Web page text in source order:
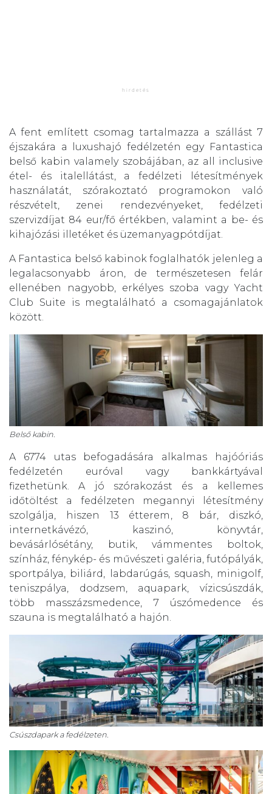
A fent említett csomag tartalmazza a szállást 7
éjszakára a luxushajó fedélzetén egy Fantastica
belső kabin valamely szobájában, az all inclusive
étel- és italellátást, a fedélzeti létesítmények
használatát, szórakoztató programokon való
részvételt, zenei rendezvényeket, fedélzeti
szervizdíjat 84 eur/fő értékben, valamint a be- és
kihajózási illetéket és üzemanyagpótdíjat.
A Fantastica belső kabinok foglalhatók jelenleg a
legalacsonyabb áron, de természetesen felár
ellenében nagyobb, erkélyes szoba vagy Yacht
Club Suite is megtalálható a csomagajánlatok
között.
Belső kabin.
A 6774 utas befogadására alkalmas hajóóriás
fedélzetén euróval vagy bankkártyával
fizethetünk. A jó szórakozást és a kellemes
időtöltést a fedélzeten megannyi létesítmény
szolgálja, hiszen 13 étterem, 8 bár, diszkó,
internetkávézó, kaszinó, könyvtár,
bevásárlósétány, butik, vámmentes boltok,
színház, fénykép- és művészeti galéria, futópályák,
sportpálya, biliárd, labdarúgás, squash, minigolf,
teniszpálya, dodzsem, aquapark, vízicsúszdák,
több masszázsmedence, 7 úszómedence és
szauna is megtalálható a hajón.
Csúszdapark a fedélzeten.